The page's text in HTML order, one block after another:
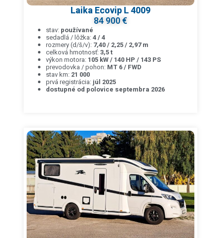
Laika Ecovip L 4009
84 900 €
stav: používané
sedadlá / lôžka:4 / 4
rozmery (d/š/v): 7,40 / 2,25 / 2,97 m
celková hmotnosť:3,5 t
výkon motora: 105 kW / 140 HP / 143 PS
prevodovka / pohon: MT 6 / FWD
stav km: 21 000
prvá registrácia: júl 2025
dostupné od polovice septembra 2026